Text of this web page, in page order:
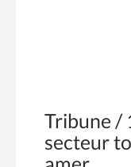
Tribune /
secteur